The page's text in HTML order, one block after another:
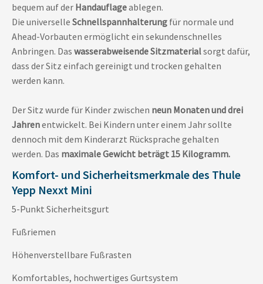
bequem auf der Handauflageablegen.
Die universelle Schnellspannhalterung für normale und
Ahead-Vorbauten ermöglicht ein sekundenschnelles
Anbringen. Das wasserabweisende Sitzmaterialsorgt dafür,
dass der Sitz einfach gereinigt und trocken gehalten
werden kann.
Der Sitz wurde für Kinder zwischen neun Monaten und drei
Jahrenentwickelt. Bei Kindern unter einem Jahr sollte
dennoch mit dem Kinderarzt Rücksprache gehalten
werden. Das maximale Gewicht beträgt 15 Kilogramm.
Komfort- und Sicherheitsmerkmale des Thule
Yepp Nexxt Mini
5-Punkt Sicherheitsgurt
Fußriemen
Höhenverstellbare Fußrasten
Komfortables, hochwertiges Gurtsystem